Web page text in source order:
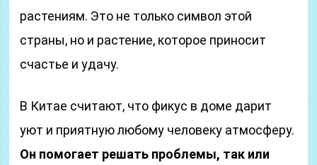
растениям. Это не только символ этой
страны, но и растение, которое приносит
счастье и удачу.
В Китае считают, что фикус в доме дарит
уют и приятную любому человеку атмосферу.
Он помогает решать проблемы, так или